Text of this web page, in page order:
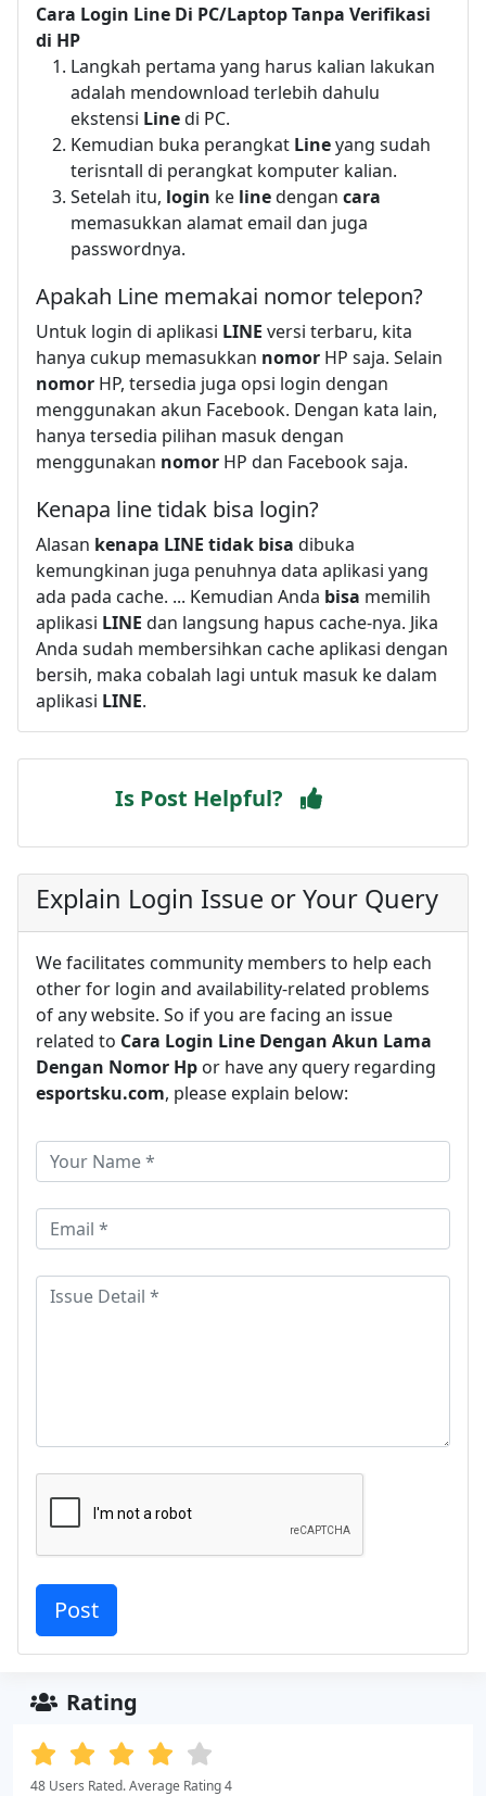
Cara Login Line Di PC/LaptopTanpa Verifikasi
di HP
Langkah pertama yang harus kalian lakukan
adalah mendownload terlebih dahulu
ekstensi Linedi PC.
Kemudian buka perangkat Lineyang sudah
terisntall di perangkat komputer kalian.
Setelah itu, login ke linedengan cara
memasukkan alamat email dan juga
passwordnya.
Apakah Line memakai nomor telepon?
Untuk login di aplikasi LINE versi terbaru, kita
hanya cukup memasukkan nomor HP saja. Selain
nomor HP, tersedia juga opsi login dengan
menggunakan akun Facebook. Dengan kata lain,
hanya tersedia pilihan masuk dengan
menggunakan nomor HP dan Facebook saja.
Kenapa line tidak bisa login?
Alasan kenapa LINE tidak bisa dibuka
kemungkinan juga penuhnya data aplikasi yang
ada pada cache. ... Kemudian Anda bisa memilih
aplikasi LINE dan langsung hapus cache-nya. Jika
Anda sudah membersihkan cache aplikasi dengan
bersih, maka cobalah lagi untuk masuk ke dalam
aplikasi LINE.
Is Post Helpful?
Explain Login Issue or Your Query
We facilitates community members to help each
other for login and availability-related problems
of any website. So if you are facing an issue
related to Cara Login Line Dengan Akun Lama
Dengan Nomor Hp or have any query regarding
esportsku.com, please explain below:
Rating
48 Users Rated. Average Rating 4